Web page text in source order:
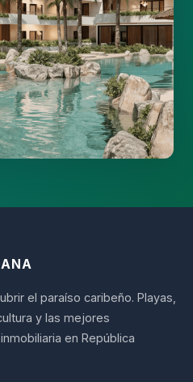
el paraíso caribeño. Playas,
y las mejores
en República